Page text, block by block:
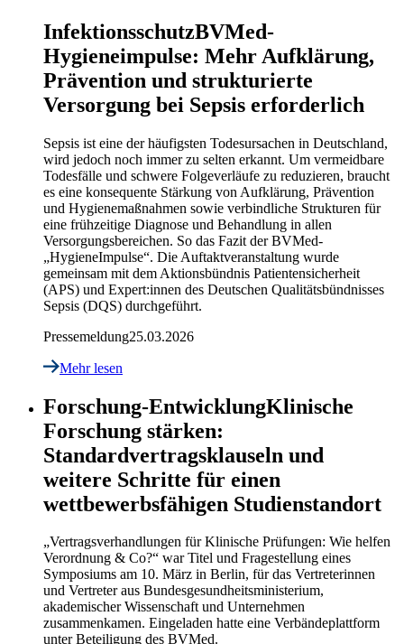
InfektionsschutzBVMed-
Hygieneimpulse: Mehr Aufklärung,
Prävention und strukturierte
Versorgung bei Sepsis erforderlich
Sepsis ist eine der häufigsten Todesursachen in Deutschland,
wird jedoch noch immer zu selten erkannt. Um vermeidbare
Todesfälle und schwere Folgeverläufe zu reduzieren, braucht
es eine konsequente Stärkung von Aufklärung, Prävention
und Hygienemaßnahmen sowie verbindliche Strukturen für
eine frühzeitige Diagnose und Behandlung in allen
Versorgungsbereichen. So das Fazit der BVMed-
„HygieneImpulse“. Die Auftaktveranstaltung wurde
gemeinsam mit dem Aktionsbündnis Patientensicherheit
(APS) und Expert:innen des Deutschen Qualitätsbündnisses
Sepsis (DQS) durchgeführt.
Pressemeldung25.03.2026
Mehr lesen
Forschung-EntwicklungKlinische
Forschung stärken:
Standardvertragsklauseln und
weitere Schritte für einen
wettbewerbsfähigen Studienstandort
„Vertragsverhandlungen für Klinische Prüfungen: Wie helfen
Verordnung & Co?“ war Titel und Fragestellung eines
Symposiums am 10. März in Berlin, für das Vertreterinnen
und Vertreter aus Bundesgesundheitsministerium,
akademischer Wissenschaft und Unternehmen
zusammenkamen. Eingeladen hatte eine Verbändeplattform
unter Beteiligung des BVMed.